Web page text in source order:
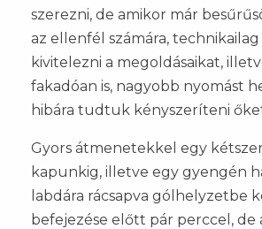
szerezni, de amikor már
az ellenfél számára,
kivitelezni a megoldásaikat,
fakadóan is, nagyobb nyomást
hibára tudtuk kényszeríteni
Gyors átmenetekkel egy
kapunkig, illetve egy gyengén
labdára rácsapva gólhelyzetbe
befejezése előtt pár perccel, de